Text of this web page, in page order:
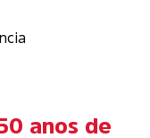
anos de